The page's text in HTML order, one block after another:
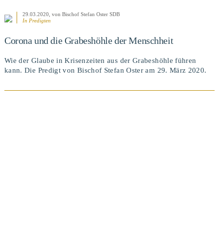
29.03.2020 , von Bischof Stefan Oster SDB
In Predigten
Corona und die Grabeshöhle der Menschheit
Wie der Glaube in Krisenzeiten aus der Grabeshöhle führen
kann. Die Predigt von Bischof Stefan Oster am 29. März 2020.